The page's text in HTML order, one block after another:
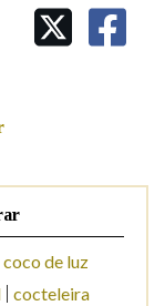
LETRAS
coco de luz
cocteleira